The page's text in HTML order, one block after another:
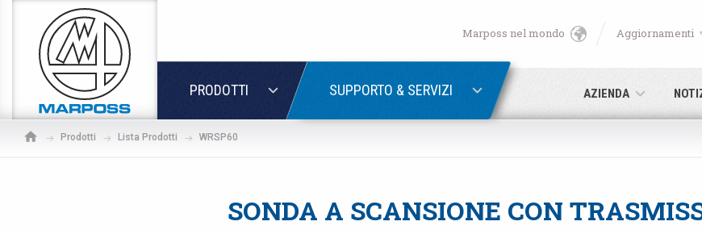
PRODOTTI SUPPORTO & SERVIZI AZIENDA
Marposs nel mondo Aggiornamenti
Prodotti Lista Prodotti WRSP60
SONDA A SCANSIONE CON
English
Deutsch
Español
RECUPERA PASSWORD
Password